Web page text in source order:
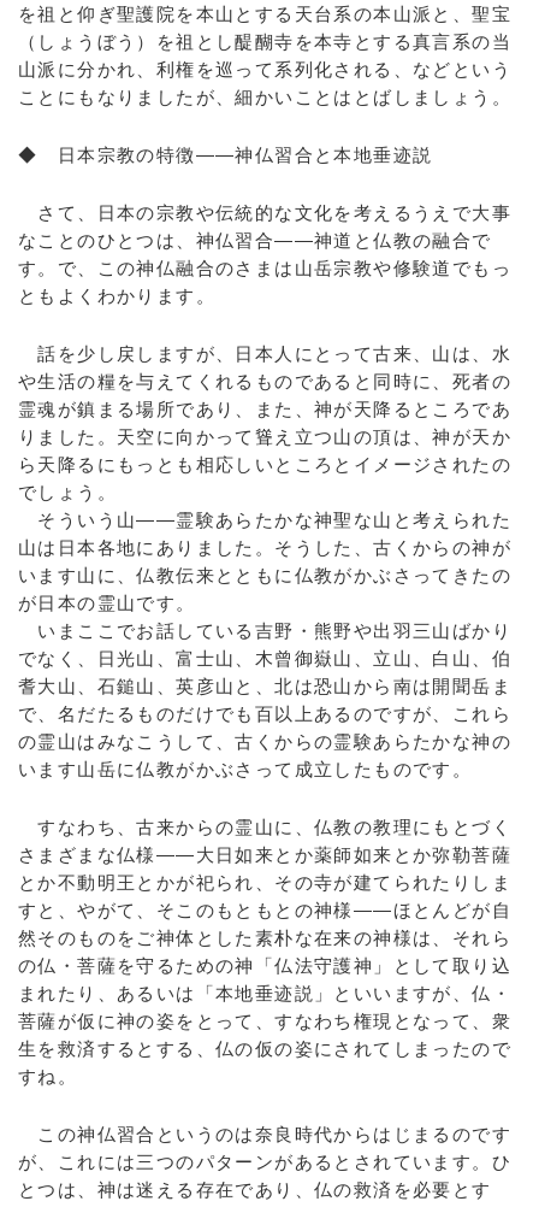
を祖と仰ぎ聖護院を本山とする天台系の本山派と、聖宝
（しょうぼう）を祖とし醍醐寺を本寺とする真言系の当
山派に分かれ、利権を巡って系列化される、などという
ことにもなりましたが、細かいことはとばしましょう。
◆ 日本宗教の特徴――神仏習合と本地垂迹説
さて、日本の宗教や伝統的な文化を考えるうえで大事
なことのひとつは、神仏習合――神道と仏教の融合で
す。で、この神仏融合のさまは山岳宗教や修験道でもっ
ともよくわかります。
話を少し戻しますが、日本人にとって古来、山は、水
や生活の糧を与えてくれるものであると同時に、死者の
霊魂が鎮まる場所であり、また、神が天降るところであ
りました。天空に向かって聳え立つ山の頂は、神が天か
ら天降るにもっとも相応しいところとイメージされたの
でしょう。
そういう山――霊験あらたかな神聖な山と考えられた
山は日本各地にありました。そうした、古くからの神が
います山に、仏教伝来とともに仏教がかぶさってきたの
が日本の霊山です。
いまここでお話している吉野・熊野や出羽三山ばかり
でなく、日光山、富士山、木曾御嶽山、立山、白山、伯
耆大山、石鎚山、英彦山と、北は恐山から南は開聞岳ま
で、名だたるものだけでも百以上あるのですが、これら
の霊山はみなこうして、古くからの霊験あらたかな神の
います山岳に仏教がかぶさって成立したものです。
すなわち、古来からの霊山に、仏教の教理にもとづく
さまざまな仏様――大日如来とか薬師如来とか弥勒菩薩
とか不動明王とかが祀られ、その寺が建てられたりしま
すと、やがて、そこのもともとの神様――ほとんどが自
然そのものをご神体とした素朴な在来の神様は、それら
の仏・菩薩を守るための神「仏法守護神」として取り込
まれたり、あるいは「本地垂迹説」といいますが、仏・
菩薩が仮に神の姿をとって、すなわち権現となって、衆
生を救済するとする、仏の仮の姿にされてしまったので
すね。
この神仏習合というのは奈良時代からはじまるのです
が、これには三つのパターンがあるとされています。ひ
とつは、神は迷える存在であり、仏の救済を必要とす